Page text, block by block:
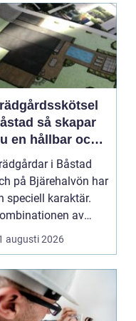
så skapar
en hållbar och
trädgård på
bjäre
i Båstad
på Bjärehalvön har
speciell karaktär.
av
till have...
augusti 2026